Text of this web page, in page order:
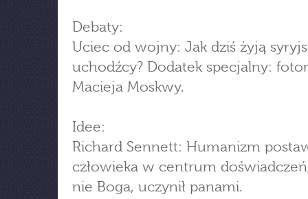
Debaty:
Uciec od wojny: Jak dziś żyją
uchodźcy? Dodatek specjalny:
Macieja Moskwy.
Idee:
Richard Sennett: Humanizm
człowieka w centrum
nie Boga, uczynił panami.